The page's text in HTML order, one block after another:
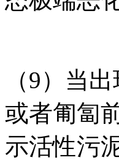
（9）当
或者匍匐
示活性污